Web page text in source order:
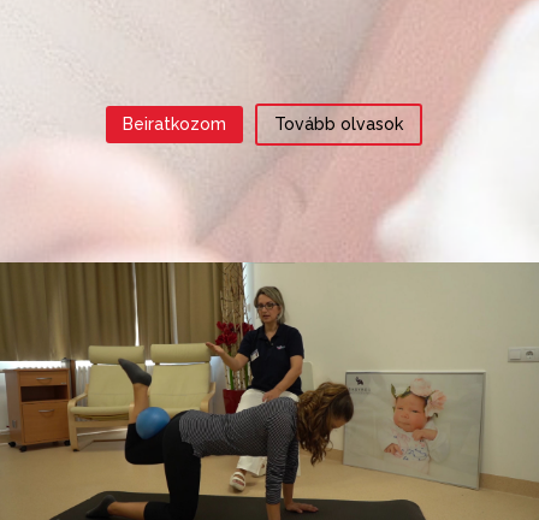
Beiratkozom Tovább olvasok